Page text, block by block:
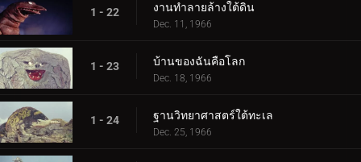
1 - 22 งานทำลายล้างใต้ดิน
Dec. 11, 1966
1 - 23 บ้านของฉันคือโลก
Dec. 18, 1966
1 - 24 ฐานวิทยาศาสตร์ใต้ทะเล
Dec. 25, 1966